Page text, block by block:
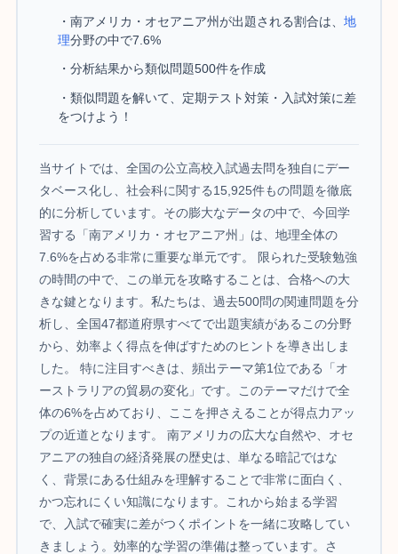
・南アメリカ・オセアニア州が出題される割合は、 地
理分野の中で7.6%
・分析結果から類似問題500件を作成
・類似問題を解いて、定期テスト対策・入試対策に差
をつけよう！
当サイトでは、全国の公立高校入試過去問を独自にデー
タベース化し、社会科に関する15,925件もの問題を徹底
的に分析しています。その膨大なデータの中で、今回学
習する「南アメリカ・オセアニア州」は、地理全体の
7.6%を占める非常に重要な単元です。 限られた受験勉強
の時間の中で、この単元を攻略することは、合格への大
きな鍵となります。私たちは、過去500問の関連問題を分
析し、全国47都道府県すべてで出題実績があるこの分野
から、効率よく得点を伸ばすためのヒントを導き出しま
した。 特に注目すべきは、頻出テーマ第1位である「オ
ーストラリアの貿易の変化」です。このテーマだけで全
体の6%を占めており、ここを押さえることが得点力アッ
プの近道となります。 南アメリカの広大な自然や、オセ
アニアの独自の経済発展の歴史は、単なる暗記ではな
く、背景にある仕組みを理解することで非常に面白く、
かつ忘れにくい知識になります。これから始まる学習
で、入試で確実に差がつくポイントを一緒に攻略してい
きましょう。効率的な学習の準備は整っています。さ